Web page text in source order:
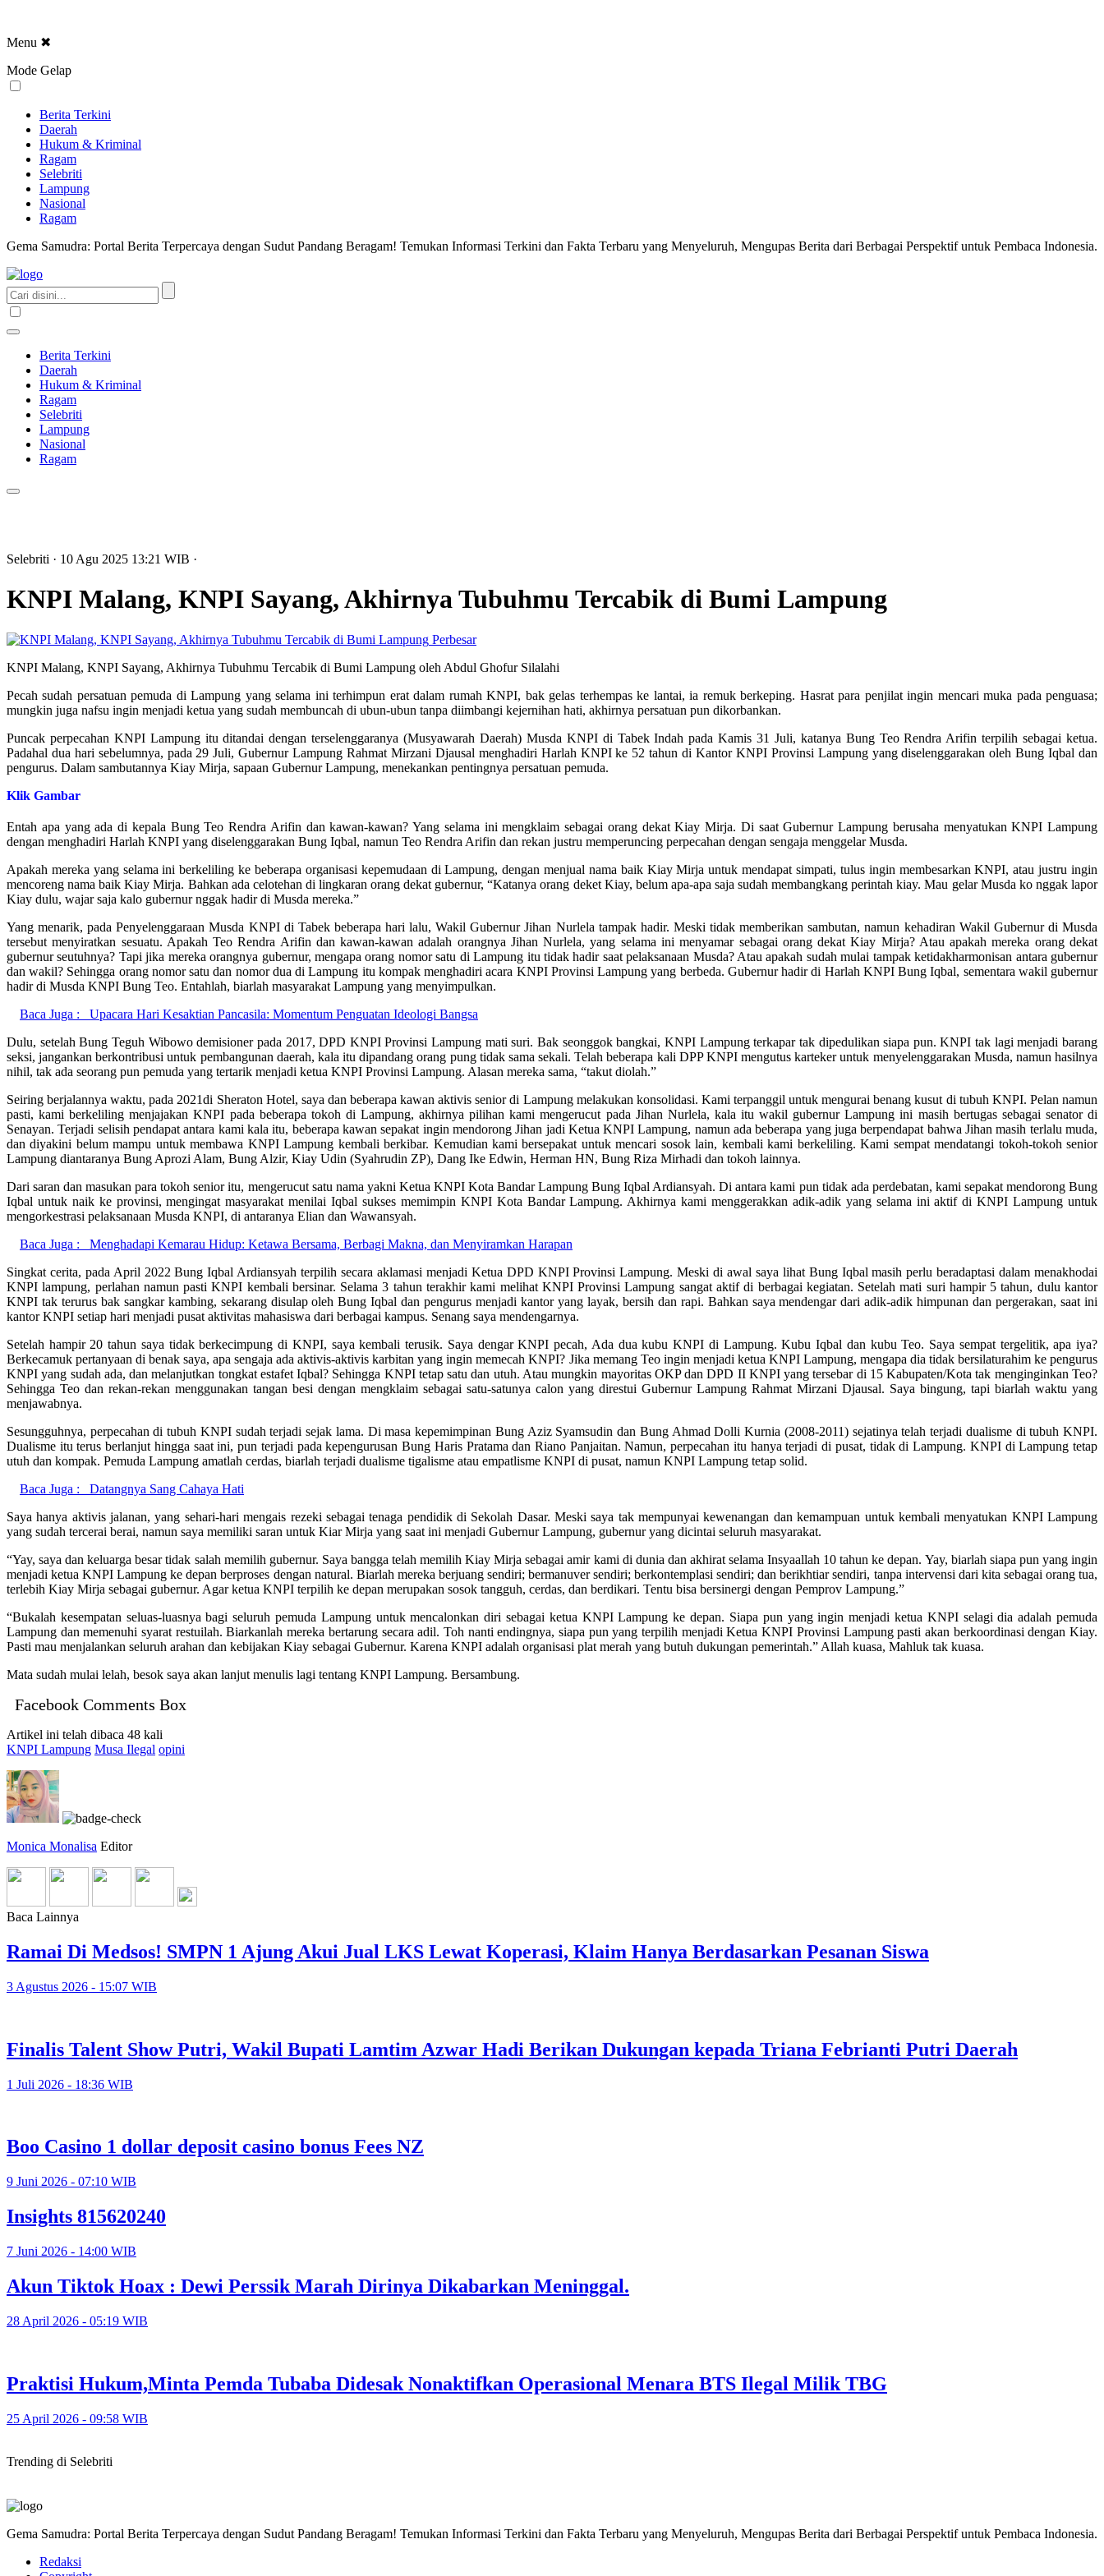
Menu ✖
Mode Gelap
Berita Terkini
Daerah
Hukum & Kriminal
Ragam
Selebriti
Lampung
Nasional
Ragam
Gema Samudra: Portal Berita Terpercaya dengan Sudut Pandang Beragam! Temukan Informasi Terkini dan Fakta Terbaru yang Menyeluruh, Mengupas Berita dari Berbagai Perspektif untuk Pembaca Indonesia.
Berita Terkini
Daerah
Hukum & Kriminal
Ragam
Selebriti
Lampung
Nasional
Ragam
Selebriti · 10 Agu 2025 13:21 WIB ·
KNPI Malang, KNPI Sayang, Akhirnya Tubuhmu Tercabik di Bumi Lampung
Perbesar
KNPI Malang, KNPI Sayang, Akhirnya Tubuhmu Tercabik di Bumi Lampung oleh Abdul Ghofur Silalahi
Pecah sudah persatuan pemuda di Lampung yang selama ini terhimpun erat dalam rumah KNPI, bak gelas terhempas ke lantai, ia remuk berkeping. Hasrat para penjilat ingin mencari muka pada penguasa;
mungkin juga nafsu ingin menjadi ketua yang sudah membuncah di ubun-ubun tanpa diimbangi kejernihan hati, akhirnya persatuan pun dikorbankan.
Puncak perpecahan KNPI Lampung itu ditandai dengan terselenggaranya (Musyawarah Daerah) Musda KNPI di Tabek Indah pada Kamis 31 Juli, katanya Bung Teo Rendra Arifin terpilih sebagai ketua.
Padahal dua hari sebelumnya, pada 29 Juli, Gubernur Lampung Rahmat Mirzani Djausal menghadiri Harlah KNPI ke 52 tahun di Kantor KNPI Provinsi Lampung yang diselenggarakan oleh Bung Iqbal dan
pengurus. Dalam sambutannya Kiay Mirja, sapaan Gubernur Lampung, menekankan pentingnya persatuan pemuda.
Klik Gambar
Entah apa yang ada di kepala Bung Teo Rendra Arifin dan kawan-kawan? Yang selama ini mengklaim sebagai orang dekat Kiay Mirja. Di saat Gubernur Lampung berusaha menyatukan KNPI Lampung
dengan menghadiri Harlah KNPI yang diselenggarakan Bung Iqbal, namun Teo Rendra Arifin dan rekan justru memperuncing perpecahan dengan sengaja menggelar Musda.
Apakah mereka yang selama ini berkeliling ke beberapa organisasi kepemudaan di Lampung, dengan menjual nama baik Kiay Mirja untuk mendapat simpati, tulus ingin membesarkan KNPI, atau justru ingin
mencoreng nama baik Kiay Mirja. Bahkan ada celotehan di lingkaran orang dekat gubernur, “Katanya orang deket Kiay, belum apa-apa saja sudah membangkang perintah kiay. Mau gelar Musda ko nggak lapor
Kiay dulu, wajar saja kalo gubernur nggak hadir di Musda mereka.”
Yang menarik, pada Penyelenggaraan Musda KNPI di Tabek beberapa hari lalu, Wakil Gubernur Jihan Nurlela tampak hadir. Meski tidak memberikan sambutan, namun kehadiran Wakil Gubernur di Musda
tersebut menyiratkan sesuatu. Apakah Teo Rendra Arifin dan kawan-kawan adalah orangnya Jihan Nurlela, yang selama ini menyamar sebagai orang dekat Kiay Mirja? Atau apakah mereka orang dekat
gubernur seutuhnya? Tapi jika mereka orangnya gubernur, mengapa orang nomor satu di Lampung itu tidak hadir saat pelaksanaan Musda? Atau apakah sudah mulai tampak ketidakharmonisan antara gubernur
dan wakil? Sehingga orang nomor satu dan nomor dua di Lampung itu kompak menghadiri acara KNPI Provinsi Lampung yang berbeda. Gubernur hadir di Harlah KNPI Bung Iqbal, sementara wakil gubernur
hadir di Musda KNPI Bung Teo. Entahlah, biarlah masyarakat Lampung yang menyimpulkan.
Baca Juga :
Upacara Hari Kesaktian Pancasila: Momentum Penguatan Ideologi Bangsa
Dulu, setelah Bung Teguh Wibowo demisioner pada 2017, DPD KNPI Provinsi Lampung mati suri. Bak seonggok bangkai, KNPI Lampung terkapar tak dipedulikan siapa pun. KNPI tak lagi menjadi barang
seksi, jangankan berkontribusi untuk pembangunan daerah, kala itu dipandang orang pung tidak sama sekali. Telah beberapa kali DPP KNPI mengutus karteker untuk menyelenggarakan Musda, namun hasilnya
nihil, tak ada seorang pun pemuda yang tertarik menjadi ketua KNPI Provinsi Lampung. Alasan mereka sama, “takut diolah.”
Seiring berjalannya waktu, pada 2021di Sheraton Hotel, saya dan beberapa kawan aktivis senior di Lampung melakukan konsolidasi. Kami terpanggil untuk mengurai benang kusut di tubuh KNPI. Pelan namun
pasti, kami berkeliling menjajakan KNPI pada beberapa tokoh di Lampung, akhirnya pilihan kami mengerucut pada Jihan Nurlela, kala itu wakil gubernur Lampung ini masih bertugas sebagai senator di
Senayan. Terjadi selisih pendapat antara kami kala itu, beberapa kawan sepakat ingin mendorong Jihan jadi Ketua KNPI Lampung, namun ada beberapa yang juga berpendapat bahwa Jihan masih terlalu muda,
dan diyakini belum mampu untuk membawa KNPI Lampung kembali berkibar. Kemudian kami bersepakat untuk mencari sosok lain, kembali kami berkeliling. Kami sempat mendatangi tokoh-tokoh senior
Lampung diantaranya Bung Aprozi Alam, Bung Alzir, Kiay Udin (Syahrudin ZP), Dang Ike Edwin, Herman HN, Bung Riza Mirhadi dan tokoh lainnya.
Dari saran dan masukan para tokoh senior itu, mengerucut satu nama yakni Ketua KNPI Kota Bandar Lampung Bung Iqbal Ardiansyah. Di antara kami pun tidak ada perdebatan, kami sepakat mendorong Bung
Iqbal untuk naik ke provinsi, mengingat masyarakat menilai Iqbal sukses memimpin KNPI Kota Bandar Lampung. Akhirnya kami menggerakkan adik-adik yang selama ini aktif di KNPI Lampung untuk
mengorkestrasi pelaksanaan Musda KNPI, di antaranya Elian dan Wawansyah.
Baca Juga :
Menghadapi Kemarau Hidup: Ketawa Bersama, Berbagi Makna, dan Menyiramkan Harapan
Singkat cerita, pada April 2022 Bung Iqbal Ardiansyah terpilih secara aklamasi menjadi Ketua DPD KNPI Provinsi Lampung. Meski di awal saya lihat Bung Iqbal masih perlu beradaptasi dalam menakhodai
KNPI lampung, perlahan namun pasti KNPI kembali bersinar. Selama 3 tahun terakhir kami melihat KNPI Provinsi Lampung sangat aktif di berbagai kegiatan. Setelah mati suri hampir 5 tahun, dulu kantor
KNPI tak terurus bak sangkar kambing, sekarang disulap oleh Bung Iqbal dan pengurus menjadi kantor yang layak, bersih dan rapi. Bahkan saya mendengar dari adik-adik himpunan dan pergerakan, saat ini
kantor KNPI setiap hari menjadi pusat aktivitas mahasiswa dari berbagai kampus. Senang saya mendengarnya.
Setelah hampir 20 tahun saya tidak berkecimpung di KNPI, saya kembali terusik. Saya dengar KNPI pecah, Ada dua kubu KNPI di Lampung. Kubu Iqbal dan kubu Teo. Saya sempat tergelitik, apa iya?
Berkecamuk pertanyaan di benak saya, apa sengaja ada aktivis-aktivis karbitan yang ingin memecah KNPI? Jika memang Teo ingin menjadi ketua KNPI Lampung, mengapa dia tidak bersilaturahim ke pengurus
KNPI yang sudah ada, dan melanjutkan tongkat estafet Iqbal? Sehingga KNPI tetap satu dan utuh. Atau mungkin mayoritas OKP dan DPD II KNPI yang tersebar di 15 Kabupaten/Kota tak menginginkan Teo?
Sehingga Teo dan rekan-rekan menggunakan tangan besi dengan mengklaim sebagai satu-satunya calon yang direstui Gubernur Lampung Rahmat Mirzani Djausal. Saya bingung, tapi biarlah waktu yang
menjawabnya.
Sesungguhnya, perpecahan di tubuh KNPI sudah terjadi sejak lama. Di masa kepemimpinan Bung Aziz Syamsudin dan Bung Ahmad Dolli Kurnia (2008-2011) sejatinya telah terjadi dualisme di tubuh KNPI.
Dualisme itu terus berlanjut hingga saat ini, pun terjadi pada kepengurusan Bung Haris Pratama dan Riano Panjaitan. Namun, perpecahan itu hanya terjadi di pusat, tidak di Lampung. KNPI di Lampung tetap
utuh dan kompak. Pemuda Lampung amatlah cerdas, biarlah terjadi dualisme tigalisme atau empatlisme KNPI di pusat, namun KNPI Lampung tetap solid.
Baca Juga :
Datangnya Sang Cahaya Hati
Saya hanya aktivis jalanan, yang sehari-hari mengais rezeki sebagai tenaga pendidik di Sekolah Dasar. Meski saya tak mempunyai kewenangan dan kemampuan untuk kembali menyatukan KNPI Lampung
yang sudah tercerai berai, namun saya memiliki saran untuk Kiar Mirja yang saat ini menjadi Gubernur Lampung, gubernur yang dicintai seluruh masyarakat.
“Yay, saya dan keluarga besar tidak salah memilih gubernur. Saya bangga telah memilih Kiay Mirja sebagai amir kami di dunia dan akhirat selama Insyaallah 10 tahun ke depan. Yay, biarlah siapa pun yang ingin
menjadi ketua KNPI Lampung ke depan berproses dengan natural. Biarlah mereka berjuang sendiri; bermanuver sendiri; berkontemplasi sendiri; dan berikhtiar sendiri, tanpa intervensi dari kita sebagai orang tua,
terlebih Kiay Mirja sebagai gubernur. Agar ketua KNPI terpilih ke depan merupakan sosok tangguh, cerdas, dan berdikari. Tentu bisa bersinergi dengan Pemprov Lampung.”
“Bukalah kesempatan seluas-luasnya bagi seluruh pemuda Lampung untuk mencalonkan diri sebagai ketua KNPI Lampung ke depan. Siapa pun yang ingin menjadi ketua KNPI selagi dia adalah pemuda
Lampung dan memenuhi syarat restuilah. Biarkanlah mereka bertarung secara adil. Toh nanti endingnya, siapa pun yang terpilih menjadi Ketua KNPI Provinsi Lampung pasti akan berkoordinasi dengan Kiay.
Pasti mau menjalankan seluruh arahan dan kebijakan Kiay sebagai Gubernur. Karena KNPI adalah organisasi plat merah yang butuh dukungan pemerintah.” Allah kuasa, Mahluk tak kuasa.
Mata sudah mulai lelah, besok saya akan lanjut menulis lagi tentang KNPI Lampung. Bersambung.
Facebook Comments Box
Artikel ini telah dibaca 48 kali
KNPI Lampung Musa Ilegal opini
Monica Monalisa Editor
Baca Lainnya
Ramai Di Medsos! SMPN 1 Ajung Akui Jual LKS Lewat Koperasi, Klaim Hanya Berdasarkan Pesanan Siswa
3 Agustus 2026 - 15:07 WIB
Finalis Talent Show Putri, Wakil Bupati Lamtim Azwar Hadi Berikan Dukungan kepada Triana Febrianti Putri Daerah
1 Juli 2026 - 18:36 WIB
Boo Casino 1 dollar deposit casino bonus Fees NZ
9 Juni 2026 - 07:10 WIB
Insights 815620240
7 Juni 2026 - 14:00 WIB
Akun Tiktok Hoax : Dewi Perssik Marah Dirinya Dikabarkan Meninggal.
28 April 2026 - 05:19 WIB
Praktisi Hukum,Minta Pemda Tubaba Didesak Nonaktifkan Operasional Menara BTS Ilegal Milik TBG
25 April 2026 - 09:58 WIB
Trending di Selebriti
Gema Samudra: Portal Berita Terpercaya dengan Sudut Pandang Beragam! Temukan Informasi Terkini dan Fakta Terbaru yang Menyeluruh, Mengupas Berita dari Berbagai Perspektif untuk Pembaca Indonesia.
Redaksi